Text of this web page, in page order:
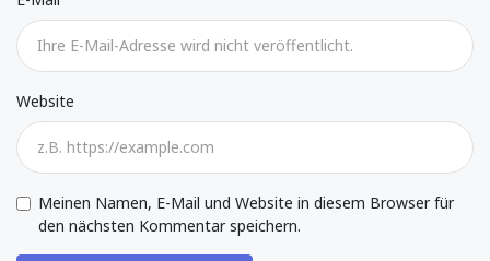
Website
Meinen Namen, E-Mail und Website in diesem Browser für
den nächsten Kommentar speichern.